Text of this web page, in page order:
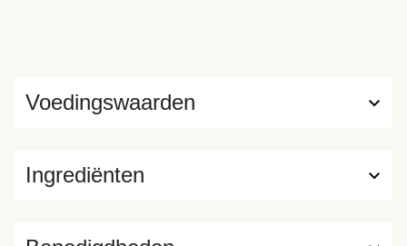
Ingrediënten
Voedingswaarden